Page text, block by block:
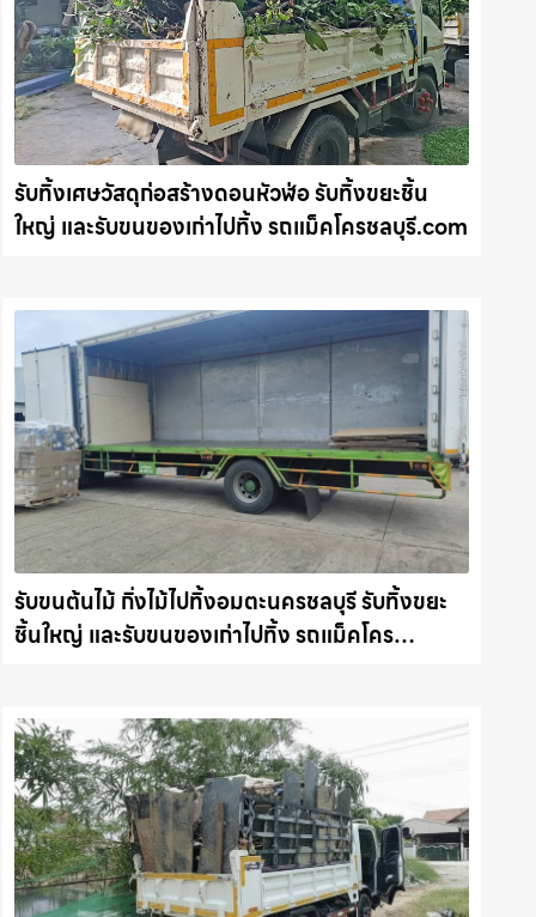
รับทิ้งเศษวัสดุก่อสร้างดอนหัวฬ่อ รับทิ้งขยะชิ้น
ใหญ่ และรับขนของเก่าไปทิ้ง รถแม็คโครชลบุรี.com
รับขนต้นไม้ กิ่งไม้ไปทิ้งอมตะนครชลบุรี รับทิ้งขยะ
ชิ้นใหญ่ และรับขนของเก่าไปทิ้ง รถแม็คโคร